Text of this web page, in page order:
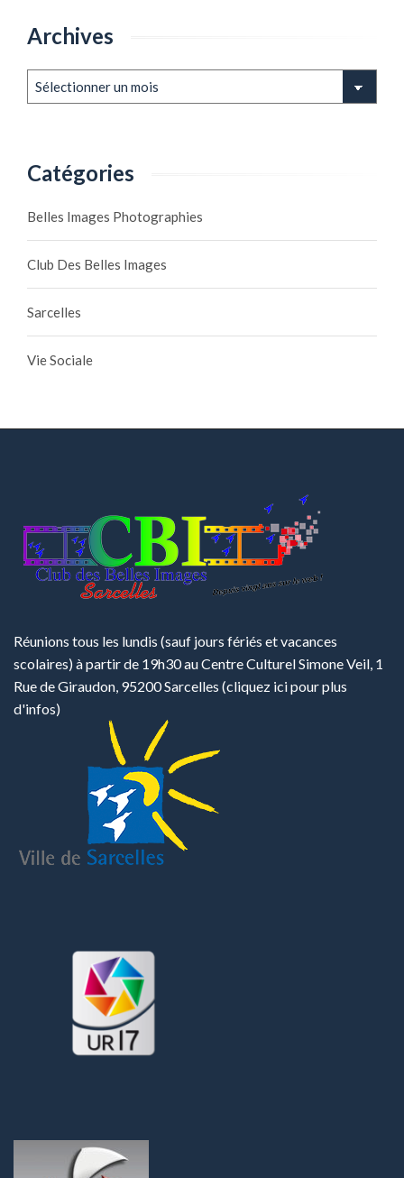
Archives
Catégories
Belles Images Photographies
Club Des Belles Images
Sarcelles
Vie Sociale
Réunions tous les lundis (sauf jours fériés et vacances
scolaires) à partir de 19h30 au Centre Culturel Simone Veil, 1
Rue de Giraudon, 95200 Sarcelles (cliquez ici pour plus
d'infos)